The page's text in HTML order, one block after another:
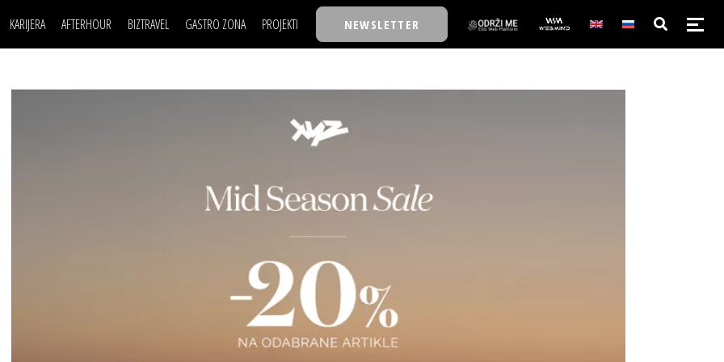
KARIJERA AFTERHOUR BIZTRAVEL GASTRO ZONA PROJEKTI
30 ISPOD 30
BIZBENDOVI
BIZLIFE WEEK
IZJAVA GODINE
NEWSLETTER
POSAO
MOJ UGAO
FILM I SCENA
AUTO SVET
NAJKOLEGA
30 ISPOD 30
BIZBENDOVI
BMW BIZNIS LIGA
IZJAVA GODINE